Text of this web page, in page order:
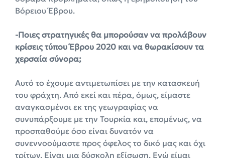
Βόρειου Έβρου.
-Ποιες στρατηγικές θα μπορούσαν να προλάβουν
κρίσεις τύπου Έβρου 2020 και να θωρακίσουν τα
χερσαία σύνορα;
Αυτό το έχουμε αντιμετωπίσει με την κατασκευή
του φράχτη. Από εκεί και πέρα, όμως, είμαστε
αναγκασμένοι εκ της γεωγραφίας να
συνυπάρξουμε με την Τουρκία και, επομένως, να
προσπαθούμε όσο είναι δυνατόν να
συνεννοούμαστε προς όφελος το δικό μας και όχι
τρίτων. Είναι μια δύσκολη εξίσωση. Εγώ είμαι